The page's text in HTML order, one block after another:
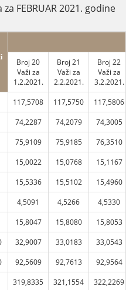
FEBRUAR 2021. godine
Broj 20
Važi za
1.2.2021.
Broj 21
Važi za
2.2.2021.
Broj 22
Važi za
3.2.2021.
117,5708 117,5750
117,5806
74,2287 74,2079
74,3005
75,9109 75,9185
76,3510
15,0022 15,0768
15,1167
15,5336 15,5102
15,4960
4,5091 4,5266
4,5330
15,8047 15,8080
15,8053
32,9007 33,0183
33,0543
92,5609 92,7613
92,9564
319,8335 321,1554
322,2269